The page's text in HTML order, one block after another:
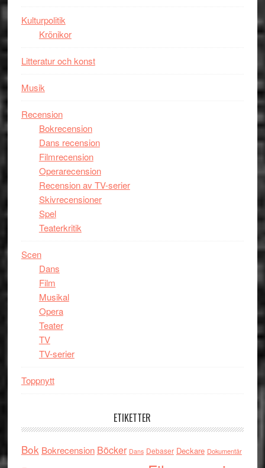
Kulturpolitik
Krönikor
Litteratur och konst
Musik
Recension
Bokrecension
Dans recension
Filmrecension
Operarecension
Recension av TV-serier
Skivrecensioner
Spel
Teaterkritik
Scen
Dans
Film
Musikal
Opera
Teater
TV
TV-serier
Toppnytt
ETIKETTER
Bok Bokrecension Böcker Dans Debaser Deckare Dokumentär